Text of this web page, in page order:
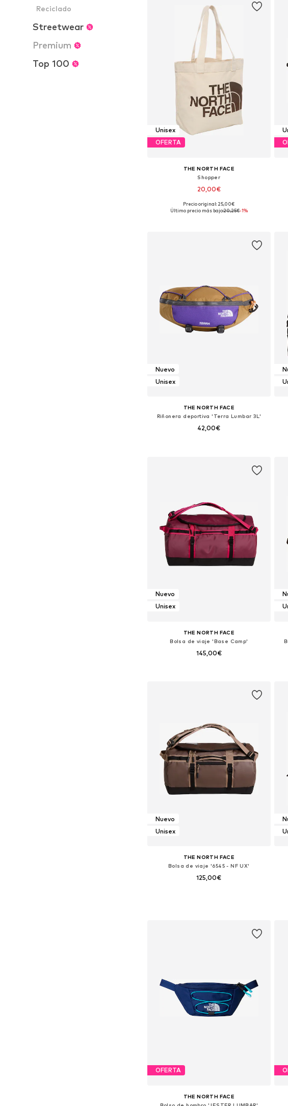
Reciclado
Streetwear
Premium
Top 100
Unisex
OFERTA
THE NORTH FACE
Shopper
20,00€
Tallas disponibles: One Size
Precio original: 25,00€
Último precio más bajo:20,25€-1%
Nuevo
Unisex
THE NORTH FACE
Riñonera deportiva 'Terra Lumbar 3L'
42,00€
Nuevo
Unisex
THE NORTH FACE
Bolsa de viaje 'Base Camp'
145,00€
Nuevo
Unisex
THE NORTH FACE
Bolsa de viaje '6545 - NF UX'
125,00€
OFERTA
THE NORTH FACE
Bolso de hombro 'JESTER LUMBAR'